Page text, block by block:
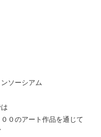
ソーシアム
０のアート作品を通じて